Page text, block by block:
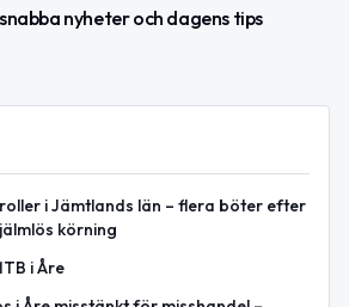
nyheter och dagens tips
i Jämtlands län – flera böter efter
körning
i Åre